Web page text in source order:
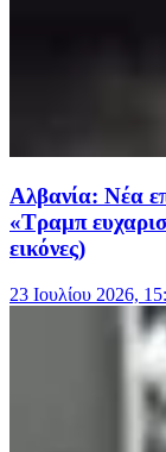
Αλβανία: Νέα
«Τραμπ
εικόνες)
23 Ιουλίου 2026,